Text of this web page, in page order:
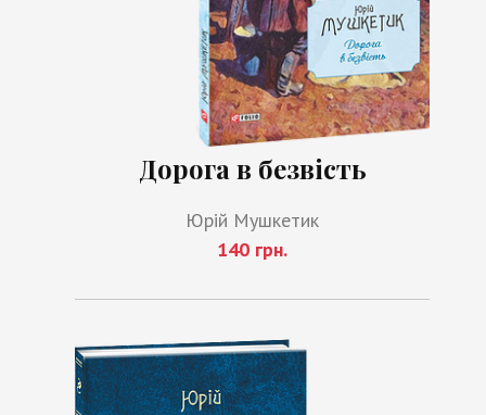
Дорога в безвість
Юрій Мушкетик
140 грн.